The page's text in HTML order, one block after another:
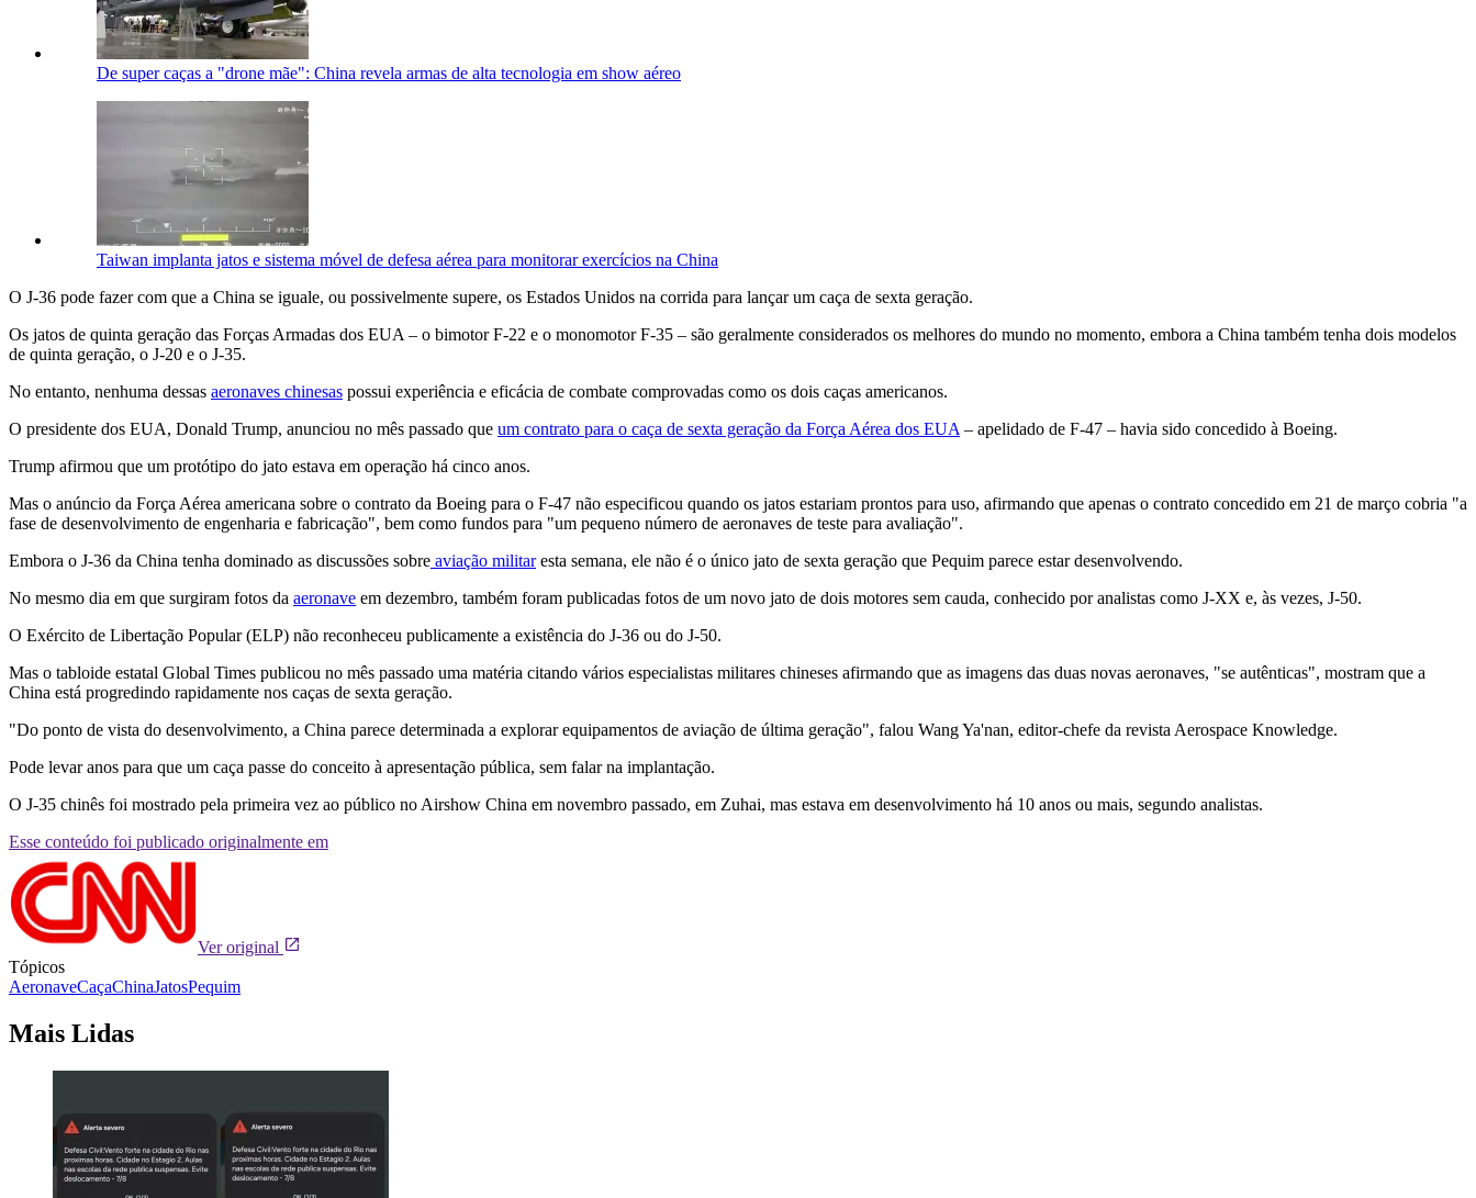
De super caças a "drone mãe": China revela armas de alta tecnologia em show aéreo
Taiwan implanta jatos e sistema móvel de defesa aérea para monitorar exercícios na China
O J-36 pode fazer com que a China se iguale, ou possivelmente supere, os Estados Unidos na corrida para lançar um caça de sexta geração.
Os jatos de quinta geração das Forças Armadas dos EUA – o bimotor F-22 e o monomotor F-35 – são geralmente considerados os melhores do mundo no momento, embora a China também tenha dois modelos
de quinta geração, o J-20 e o J-35.
No entanto, nenhuma dessas aeronaves chinesas possui experiência e eficácia de combate comprovadas como os dois caças americanos.
O presidente dos EUA, Donald Trump, anunciou no mês passado que um contrato para o caça de sexta geração da Força Aérea dos EUA – apelidado de F-47 – havia sido concedido à Boeing.
Trump afirmou que um protótipo do jato estava em operação há cinco anos.
Mas o anúncio da Força Aérea americana sobre o contrato da Boeing para o F-47 não especificou quando os jatos estariam prontos para uso, afirmando que apenas o contrato concedido em 21 de março cobria "a
fase de desenvolvimento de engenharia e fabricação", bem como fundos para "um pequeno número de aeronaves de teste para avaliação".
Embora o J-36 da China tenha dominado as discussões sobre aviação militaresta semana, ele não é o único jato de sexta geração que Pequim parece estar desenvolvendo.
No mesmo dia em que surgiram fotos da aeronave em dezembro, também foram publicadas fotos de um novo jato de dois motores sem cauda, ​​conhecido por analistas como J-XX e, às vezes, J-50.
O Exército de Libertação Popular (ELP) não reconheceu publicamente a existência do J-36 ou do J-50.
Mas o tabloide estatal Global Times publicou no mês passado uma matéria citando vários especialistas militares chineses afirmando que as imagens das duas novas aeronaves, "se autênticas", mostram que a
China está progredindo rapidamente nos caças de sexta geração.
"Do ponto de vista do desenvolvimento, a China parece determinada a explorar equipamentos de aviação de última geração", falou Wang Ya'nan, editor-chefe da revista Aerospace Knowledge.
Pode levar anos para que um caça passe do conceito à apresentação pública, sem falar na implantação.
O J-35 chinês foi mostrado pela primeira vez ao público no Airshow China em novembro passado, em Zuhai, mas estava em desenvolvimento há 10 anos ou mais, segundo analistas.
Esse conteúdo foi publicado originalmente em
Ver original
Tópicos
AeronaveCaçaChinaJatosPequim
Mais Lidas